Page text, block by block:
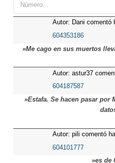
Autor: Dani comentó
604353186
»Me cago en sus muertos
Autor: astur37
604187587
»Estafa. Se hacen pasar por
Autor: pili comentó
604101777
»es de